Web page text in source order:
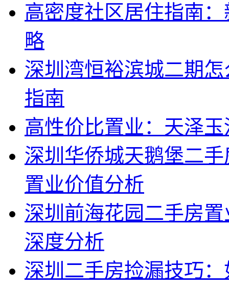
高密度社区居住指南
略
深圳湾恒裕滨城二期
指南
高性价比置业：天泽
深圳华侨城天鹅堡二
置业价值分析
深圳前海花园二手房
深度分析
深圳二手房捡漏技巧